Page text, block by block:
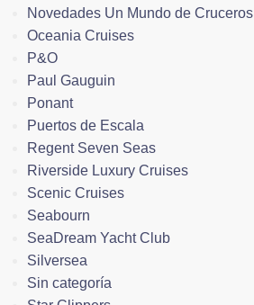
Novedades Un Mundo de Cruceros
Oceania Cruises
P&O
Paul Gauguin
Ponant
Puertos de Escala
Regent Seven Seas
Riverside Luxury Cruises
Scenic Cruises
Seabourn
SeaDream Yacht Club
Silversea
Sin categoría